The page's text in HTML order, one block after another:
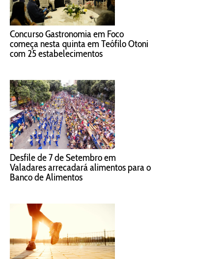
Concurso Gastronomia em Foco
começa nesta quinta em Teófilo Otoni
com 25 estabelecimentos
Desfile de 7 de Setembro em
Valadares arrecadará alimentos para o
Banco de Alimentos